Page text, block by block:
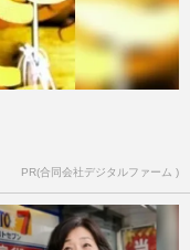
PR(合同会社デジタルファーム )